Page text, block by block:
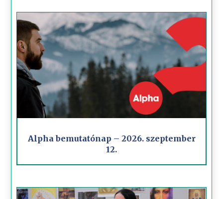
Alpha bemutatónap – 2026. szeptember
12.